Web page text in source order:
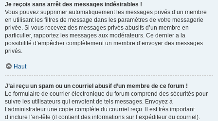
Je reçois sans arrêt des messages indésirables !
Vous pouvez supprimer automatiquement les messages privés d’un membre
en utilisant les filtres de message dans les paramètres de votre messagerie
privée. Si vous recevez des messages privés abusifs d’un membre en
particulier, rapportez les messages aux modérateurs. Ce dernier a la
possibilité d’empêcher complètement un membre d’envoyer des messages
privés.
Haut
J’ai reçu un spam ou un courriel abusif d’un membre de ce forum !
Le formulaire de courrier électronique du forum comprend des sécurités pour
suivre les utilisateurs qui envoient de tels messages. Envoyez à
l’administrateur une copie complète du courriel reçu. Il est très important
d’inclure l’en-tête (il contient des informations sur l’expéditeur du courriel).